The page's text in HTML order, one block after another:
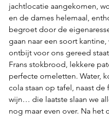
jachtlocatie aangekomen,
en de dames helemaal,
begroet door de
gaan naar een soort kantine,
ontbijt voor ons gereed
Frans stokbrood, lekkere
perfecte omeletten. Water,
cola staan op tafel, naast de
wijn… die laatste slaan we
nog maar even over. Na het